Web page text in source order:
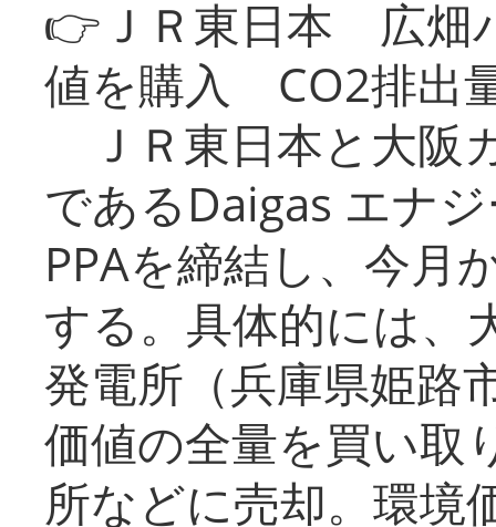
👉ＪＲ東日本 広畑
値を購入 CO2排出
ＪＲ東日本と大阪
であるDaigas エナ
PPAを締結し、今月
する。具体的には、
発電所（兵庫県姫路
価値の全量を買い取
所などに売却。環境